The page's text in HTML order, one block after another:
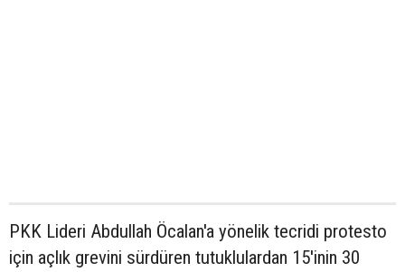
PKK Lideri Abdullah Öcalan'a yönelik tecridi protesto
için açlık grevini sürdüren tutuklulardan 15'inin 30